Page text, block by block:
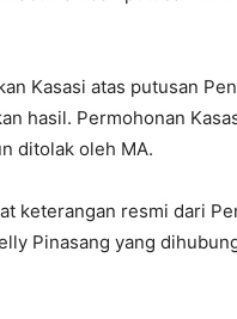
Kasasi atas putusan
hasil. Permohonan
ditolak oleh MA.
keterangan resmi dari
Pinasang yang